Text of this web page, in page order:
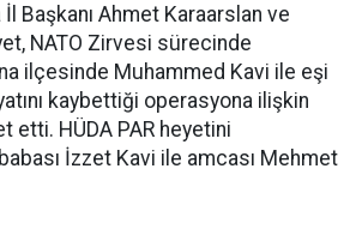
İl Başkanı Ahmet Karaarslan ve
NATO Zirvesi sürecinde
ilçesinde Muhammed Kavi ile eşi
kaybettiği operasyona ilişkin
etti. HÜDA PAR heyetini
İzzet Kavi ile amcası Mehmet